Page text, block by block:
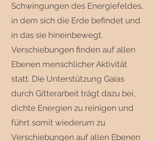
Schwingungen des Energiefeldes,
in dem sich die Erde befindet und
in das sie hineinbewegt.
Verschiebungen finden auf allen
Ebenen menschlicher Aktivität
statt. Die Unterstützung Gaias
durch Gitterarbeit trägt dazu bei,
dichte Energien zu reinigen und
führt somit wiederum zu
Verschiebungen auf allen Ebenen